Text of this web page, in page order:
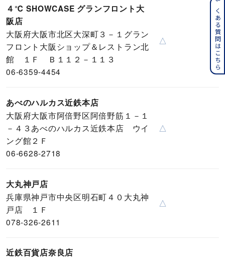
４℃ SHOWCASE グランフロント大
阪店
大阪府大阪市北区大深町３－１グラン
フロント大阪ショップ＆レストラン北
館 １Ｆ Ｂ１１２－１１３
06-6359-4454
△
あべのハルカス近鉄本店
大阪府大阪市阿倍野区阿倍野筋１－１
－４３あべのハルカス近鉄本店 ウイ
ング館２Ｆ
06-6628-2718
△
大丸神戸店
兵庫県神戸市中央区明石町４０大丸神
戸店 １Ｆ
078-326-2611
△
近鉄百貨店奈良店
よくある質問はこちら